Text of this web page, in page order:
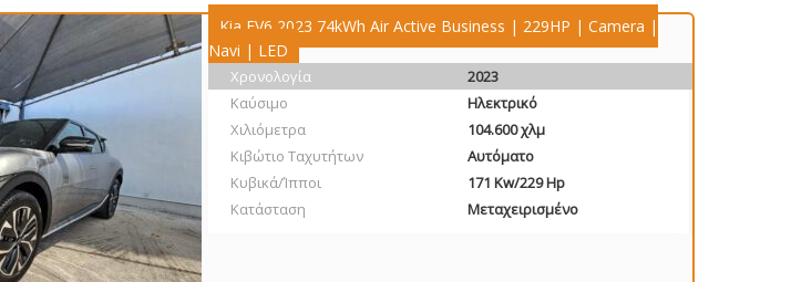
Kia EV6 2023 74kWh Air Active Business | 229HP | Camera |
Navi | LED
Χρονολογία
2023
Καύσιμο
Ηλεκτρικό
Χιλιόμετρα
104.600 χλμ
Κιβώτιο Ταχυτήτων
Αυτόματο
Κυβικά/Ίπποι
171 Kw/229 Hp
Κατάσταση
Μεταχειρισμένο